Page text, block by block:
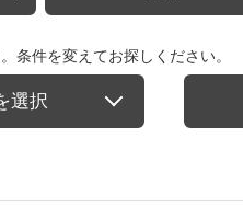
条件を変えてお探しください。
選択